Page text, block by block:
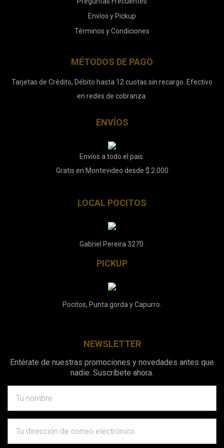
Envíos y Pickup
Términos y Condiciones
MÉTODOS DE PAGO
Tarjetas de Crédito, Débito hasta 12 cuotas sin recargo. Efectivo
en redes de cobranza.
ENVÍOS
Envíos a todo el país.
Gratis en Montevideo desde $ 2.000
LOCAL POCITOS
Gabriel Pereira 3270.
PICKUP
Pocitos, Punta gorda y Capurro.
NEWSLETTER
Entérate de nuestras promociones y novedades antes que
nadie. Suscríbete ahora.